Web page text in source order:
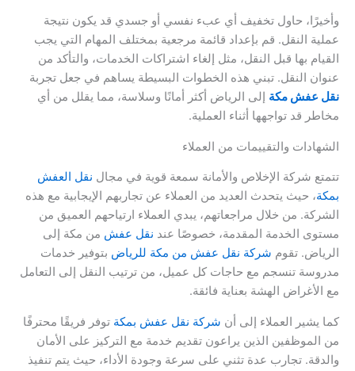
وأخيرًا، حاول تخفيف أي عبء نفسي أو جسدي قد يكون نتيجة
عملية النقل. قم بإعداد قائمة مرجعية بمختلف المهام التي يجب
القيام بها قبل النقل، مثل إلغاء اشتراكات الخدمات، والتأكد من
عنوان النقل. تبني هذه الخطوات البسيطة يساهم في جعل تجربة
نقل عفش مكة إلى الرياض أكثر أمانًا وسلاسة، مما يقلل من أي
مخاطر قد تواجهها أثناء العملية.
الشهادات والتقييمات من العملاء
تتمتع شركة الإخلاص والأمانة سمعة قوية في مجال نقل العفش
بمكة، حيث يتحدث العديد من العملاء عن تجاربهم الإيجابية مع هذه
الشركة. من خلال مراجعاتهم، يبدي العملاء ارتياحهم العميق من
مستوى الخدمة المقدمة، خصوصًا عند نقل عفش من مكة إلى
الرياض. تقوم شركة نقل عفش من مكة للرياض بتوفير خدمات
مدروسة تنسجم مع حاجات كل عميل، من ترتيب النقل إلى التعامل
مع الأغراض الهشة بعناية فائقة.
كما يشير العملاء إلى أن شركة نقل عفش بمكة توفر فريقًا محترفًا
من الموظفين الذين يراعون تقديم خدمة مع التركيز على الأمان
والدقة. تجارب عدة تثني على سرعة وجودة الأداء، حيث يتم تنفيذ